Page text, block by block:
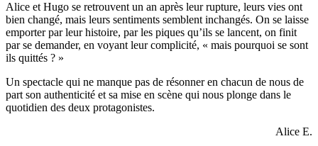
Alice et Hugo se retrouvent un an après leur rupture, leurs vies ont
bien changé, mais leurs sentiments semblent inchangés. On se laisse
emporter par leur histoire, par les piques qu’ils se lancent, on finit
par se demander, en voyant leur complicité, « mais pourquoi se sont
ils quittés ? »
Un spectacle qui ne manque pas de résonner en chacun de nous de
part son authenticité et sa mise en scène qui nous plonge dans le
quotidien des deux protagonistes.
Alice E.